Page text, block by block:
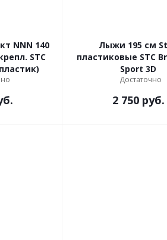
NNN 140
Лыжи 195 см
пластиковые STC
Sport 3D
Достаточно
2 750руб.